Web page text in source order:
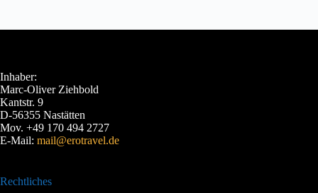
Inhaber:
Marc-Oliver Ziehbold
Kantstr. 9
D-56355 Nastätten
Mov. +49 170 494 2727
E-Mail: mail@erotravel.de
Rechtliches